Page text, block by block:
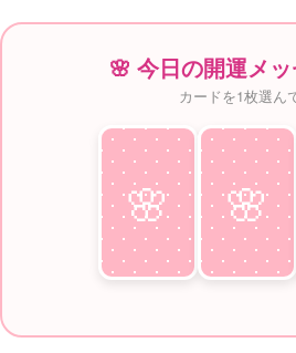
🌸 今日の開運メ
カードを1枚選ん
🌸
♥ 🌸
♥